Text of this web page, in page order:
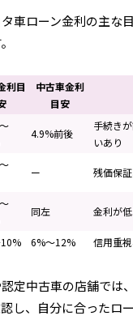
車ローン金利の主な
利目
中古車金利
目安
4.9%前後
手続き
いあり
ー 残価保
同左 金利が
6%～12% 信用重
定中古車の店舗では
し、自分に合ったロ